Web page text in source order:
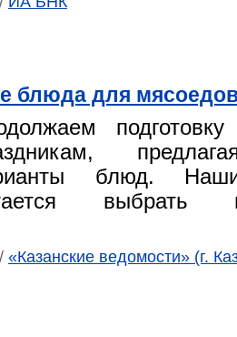
блюда для
блюд.
выбрать
/ «Казанские ведомости» (г.